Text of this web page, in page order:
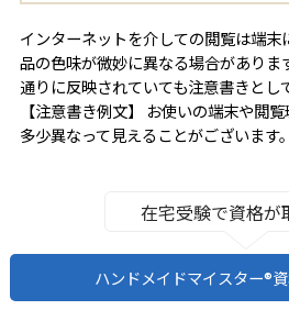
インターネットを介しての閲覧は端末
品の色味が微妙に異なる場合がありま
通りに反映されていても注意書きとし
【注意書き例文】 お使いの端末や閲
多少異なって見えることがございます。
在宅受験で資格が
ハンドメイドマイスター®